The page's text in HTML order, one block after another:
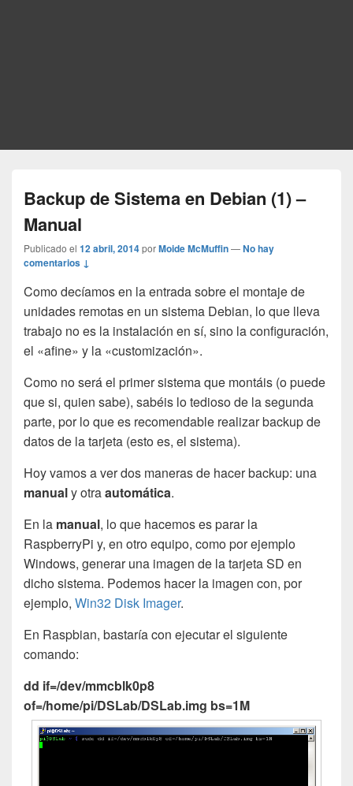
Backup de Sistema en Debian (1) –
Manual
Publicado el 12 abril, 2014porMoide McMuffin—No hay
comentarios ↓
Como decíamos en la entrada sobre el montaje de
unidades remotas en un sistema Debian, lo que lleva
trabajo no es la instalación en sí, sino la configuración,
el «afine» y la «customización».
Como no será el primer sistema que montáis (o puede
que si, quien sabe), sabéis lo tedioso de la segunda
parte, por lo que es recomendable realizar backup de
datos de la tarjeta (esto es, el sistema).
Hoy vamos a ver dos maneras de hacer backup: una
manualy otraautomática.
En la manual, lo que hacemos es parar la
RaspberryPi y, en otro equipo, como por ejemplo
Windows, generar una imagen de la tarjeta SD en
dicho sistema. Podemos hacer la imagen con, por
ejemplo, Win32 Disk Imager.
En Raspbian, bastaría con ejecutar el siguiente
comando:
dd if=/dev/mmcblk0p8
of=/home/pi/DSLab/DSLab.img bs=1M